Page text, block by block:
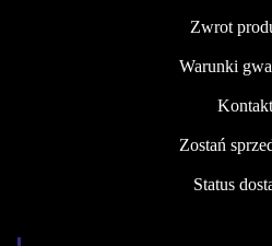
Zwrot
Warunki
Kontakt
Zostań
Status